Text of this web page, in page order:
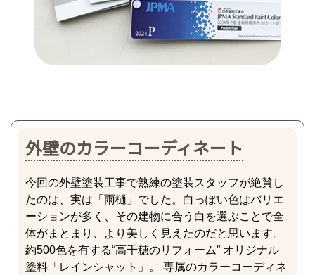
外壁のカラーコーディネート
今回の外壁塗装工事で熟練の塗装スタッフが絶賛し
たのは、実は「雨樋」でした。白っぽい色はバリエ
ーションが多く、その建物に合う白を選ぶことで全
体がまとまり、より美しく見えたのだと思います。
約500色を有する“高千穂のリフォーム” オリジナル
塗料「レインシャット」。 専属のカラーコーディネ